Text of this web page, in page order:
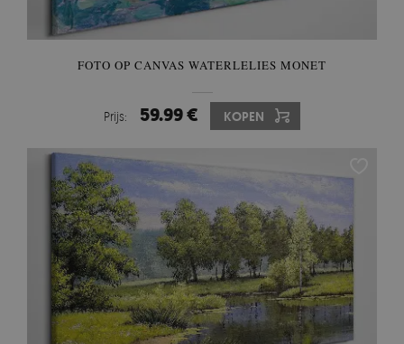
FOTO OP CANVAS WATERLELIES MONET
Prijs: 59.99 € KOPEN